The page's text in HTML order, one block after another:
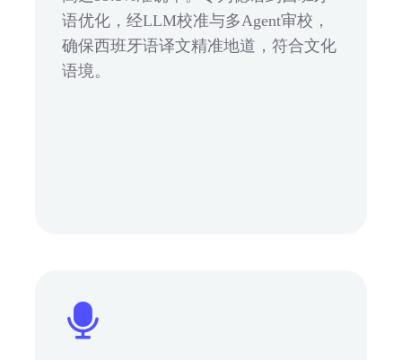
语优化，经LLM校准与多Agent审校，
确保西班牙语译文精准地道，符合文化
语境。